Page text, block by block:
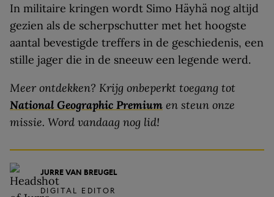
In militaire kringen wordt Simo Häyhä nog altijd
gezien als de scherpschutter met het hoogste
aantal bevestigde treffers in de geschiedenis, een
stille jager die in de sneeuw een legende werd.
Meer ontdekken? Krijg onbeperkt toegang tot
National Geographic Premium en steun onze
missie. Word vandaag nog lid!
JURRE VAN BREUGEL
DIGITAL EDITOR